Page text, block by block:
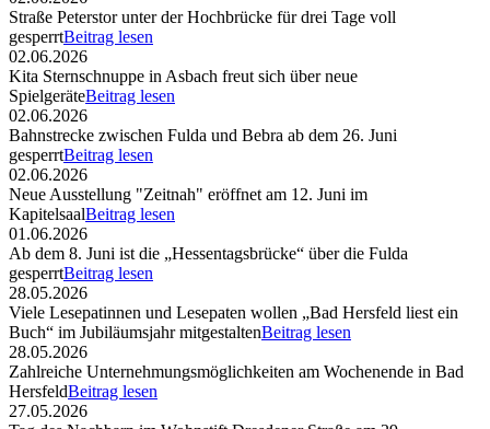
Straße Peterstor unter der Hochbrücke für drei Tage voll
gesperrtBeitrag lesen
02.06.2026
Kita Sternschnuppe in Asbach freut sich über neue
SpielgeräteBeitrag lesen
02.06.2026
Bahnstrecke zwischen Fulda und Bebra ab dem 26. Juni
gesperrtBeitrag lesen
02.06.2026
Neue Ausstellung "Zeitnah" eröffnet am 12. Juni im
KapitelsaalBeitrag lesen
01.06.2026
Ab dem 8. Juni ist die „Hessentagsbrücke“ über die Fulda
gesperrtBeitrag lesen
28.05.2026
Viele Lesepatinnen und Lesepaten wollen „Bad Hersfeld liest ein
Buch“ im Jubiläumsjahr mitgestaltenBeitrag lesen
28.05.2026
Zahlreiche Unternehmungsmöglichkeiten am Wochenende in Bad
HersfeldBeitrag lesen
27.05.2026